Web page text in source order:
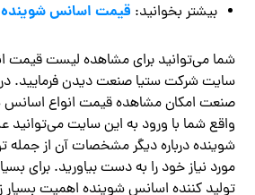
بیشتر بخوانید: قیمت اسانس شوینده
شما می‌توانید برای مشاهده لیست قیمت
سایت شرکت ستیا صنعت دیدن فرمایید.
صنعت امکان مشاهده قیمت انواع اسانس
واقع شما با ورود به این سایت می‌توانید
شوینده درباره دیگر مشخصات آن از جمله
مورد نیاز خود را به دست بیاورید. برای
تولید کننده اسانس شوینده اهمیت بسیار